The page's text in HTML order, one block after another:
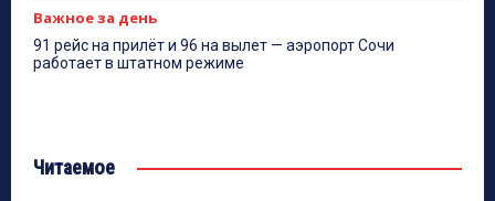
Важное за день
91 рейс на прилёт и 96 на вылет — аэропорт Сочи
работает в штатном режиме
Читаемое